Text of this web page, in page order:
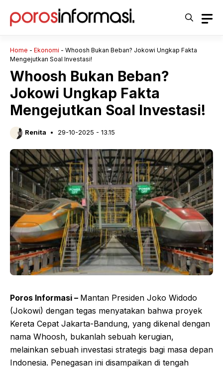
Home - Ekonomi - Whoosh Bukan Beban? Jokowi Ungkap Fakta
Mengejutkan Soal Investasi!
Whoosh Bukan Beban?
Jokowi Ungkap Fakta
Mengejutkan Soal Investasi!
Renita 29-10-2025 - 13.15
Poros Informasi – Mantan Presiden Joko Widodo
(Jokowi) dengan tegas menyatakan bahwa proyek
Kereta Cepat Jakarta-Bandung, yang dikenal dengan
nama Whoosh, bukanlah sebuah kerugian,
melainkan sebuah investasi strategis bagi masa depan
Indonesia. Penegasan ini disampaikan di tengah